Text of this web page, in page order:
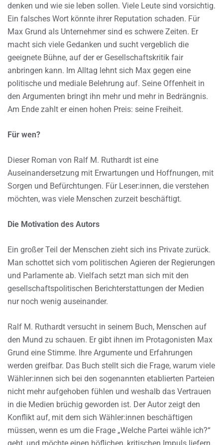
denken und wie sie leben sollen. Viele Leute sind vorsichtig.
Ein falsches Wort könnte ihrer Reputation schaden. Für
Max Grund als Unternehmer sind es schwere Zeiten. Er
macht sich viele Gedanken und sucht vergeblich die
geeignete Bühne, auf der er Gesellschaftskritik fair
anbringen kann. Im Alltag lehnt sich Max gegen eine
politische und mediale Belehrung auf. Seine Offenheit in
den Argumenten bringt ihn mehr und mehr in Bedrängnis.
Am Ende zahlt er einen hohen Preis: seine Freiheit.
Für wen?
Dieser Roman von Ralf M. Ruthardt ist eine
Auseinandersetzung mit Erwartungen und Hoffnungen, mit
Sorgen und Befürchtungen. Für Leser:innen, die verstehen
möchten, was viele Menschen zurzeit beschäftigt.
Die Motivation des Autors
Ein großer Teil der Menschen zieht sich ins Private zurück.
Man schottet sich vom politischen Agieren der Regierungen
und Parlamente ab. Vielfach setzt man sich mit den
gesellschaftspolitischen Berichterstattungen der Medien
nur noch wenig auseinander.
Ralf M. Ruthardt versucht in seinem Buch, Menschen auf
den Mund zu schauen. Er gibt ihnen im Protagonisten Max
Grund eine Stimme. Ihre Argumente und Erfahrungen
werden greifbar. Das Buch stellt sich die Frage, warum viele
Wähler:innen sich bei den sogenannten etablierten Parteien
nicht mehr aufgehoben fühlen und weshalb das Vertrauen
in die Medien brüchig geworden ist. Der Autor zeigt den
Konflikt auf, mit dem sich Wähler:innen beschäftigen
müssen, wenn es um die Frage „Welche Partei wähle ich?“